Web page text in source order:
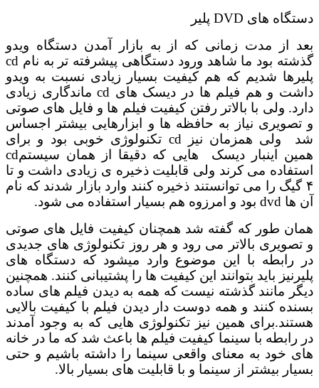
دستگاه های DVD پلیر
بعد از مدت زمانی که از به بازار آمدن دستگاه ویدو
گذشته بود ما شاهد ورود دستگاهی پیشرفته تر به نام cd
پلیرها شدیم که هم کیفیت بسیار زیادی نسبت به ویدو
داشت و هم فیلم ها در دیسک های cd ماندگاری زیادی
دارد. ولی با بالاتر رفتن کیفیت فیلم ها و فایل های صوتی
و تصویری نیاز به حافظه ها و ابزارهایی بیشتر اجساس
شد ولی همزمان نیز cd تکنولوژی خوبی بود و برای
همین اینبار دیسک هایی که دقیقا از همان سیستمcd
استفاده می کرند ولی قابلیت ذخیره ی زیادی داشت و تا
۴ گیگ را می توانستند ذخیره کنند وارد بازار شدند که نام
آن ها dvd بود و امرزوه هم بسیار استفاده می شود.
همان طور که گفته شد همچنان کیفیت فایل های صوتی
و تصویری بالاتر می رود و هر روز تکنولوژی های جدیدی
در رابطه با این موضوع وارد میشود که دستگاه های
پلیرنیز باید بتوانند این کیفیت ها را پشتیبانی کنند. همچنین
دیگر مانند گذشته نیست که همه به دیدن فیلم های ساده
بسنده کنند و همه دوست دار دیدن فیلم با کیفیت بالایی
هستند.برای همین نیز تکنولوژی هایی که به وجود آمدند
در رابطه با سینما کیفیت فیلم ها باعث شد که ما در خانه
های خود به معنای واقعی سینما را داشته باشیم و حتی
بسیار بیشتر از سینما و با قابلیت های بسیار بالا.